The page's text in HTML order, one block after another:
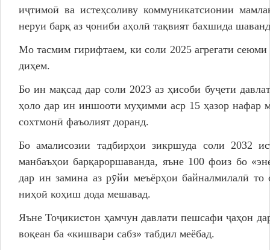
иҷтимоӣ ва истеҳсоливу коммуникатсионии
неруи барқ аз ҷониби аҳолӣ тақвият бахшида
Мо тасмим гирифтаем, ки соли 2025 агрегати
диҳем.
Бо ин мақсад дар соли 2023 аз ҳисоби буҷети
ҳоло дар ин иншооти муҳимми аср 15 ҳазор нафар
сохтмонӣ фаъолият доранд.
Бо амалисозии тадбирҳои зикршуда соли 2032
манбаъҳои барқароршаванда, яъне 100 фоиз бо
дар ин замина аз рӯйи меъёрҳои байналмилалӣ то
ниҳоӣ коҳиш дода мешавад.
Яъне Тоҷикистон ҳамчун давлати пешсафи ҷаҳон
воқеан ба «кишвари сабз» табдил меёбад.